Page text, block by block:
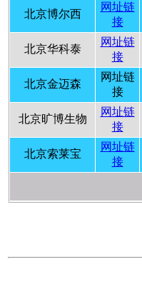
北京博尔西
网址链
接
北京华科泰
网址链
接
北京金迈森
网址链
接
北京旷博生物
网址链
接
北京索莱宝
网址链
接